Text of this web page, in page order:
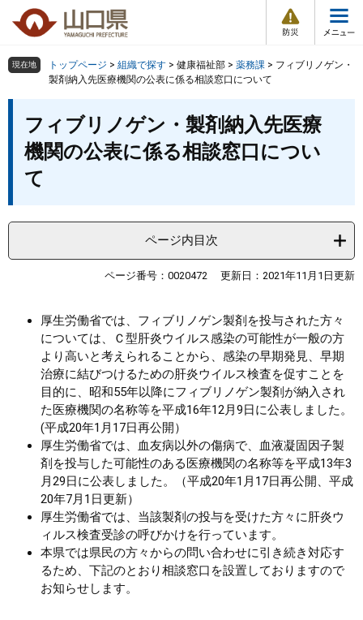
の
頭
ー
飛
へ
情
報
メ
ュ
組織で探す
トップページ
くらし・環境
しごと・産業・観光
まちづくり
県政情報
検索の仕方 組織で探す サイトマップで探す
現在地 トップページ > 組織で探す > 健康福祉部 > 薬務課 > フィブリノゲン・
製剤納入先医療機関の公表に係る相談窓口について
フィブリノゲン・製剤納入先医療
機関の公表に係る相談窓口につい
て
ページ内目次
ページ番号：0020472 更新日：2021年11月1日更新
厚生労働省では、フィブリノゲン製剤を投与された方々
については、Ｃ型肝炎ウイルス感染の可能性が一般の方
より高いと考えられることから、感染の早期発見、早期
治療に結びつけるための肝炎ウイルス検査を促すことを
目的に、昭和55年以降にフィブリノゲン製剤が納入され
た医療機関の名称等を平成16年12月9日に公表しました。
(平成20年1月17日再公開）
厚生労働省では、血友病以外の傷病で、血液凝固因子製
剤を投与した可能性のある医療機関の名称等を平成13年3
月29日に公表しました。（平成20年1月17日再公開、平成
20年7月1日更新）
厚生労働省では、当該製剤の投与を受けた方々に肝炎ウ
ィルス検査受診の呼びかけを行っています。
本県では県民の方々からの問い合わせに引き続き対応す
るため、下記のとおり相談窓口を設置しておりますので
お知らせします。